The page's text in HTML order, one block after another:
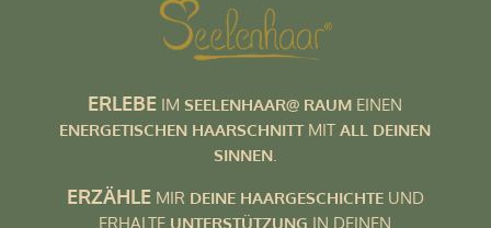
ERLEBE IMSEELENHAAR@ RAUM EINEN
ENERGETISCHEN HAARSCHNITTMITALL DEINEN
SINNEN.
ERZÄHLEMIR DEINE HAARGESCHICHTEUND
ERHALTE UNTERSTÜTZUNG IN DEINEN